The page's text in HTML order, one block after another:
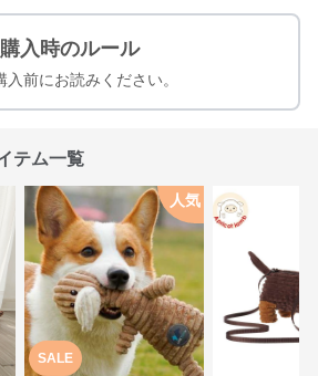
購入時のルール
入前にお読みください。
テム一覧
SALE
人気